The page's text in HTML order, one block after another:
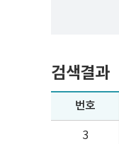
검색결과
번호
3